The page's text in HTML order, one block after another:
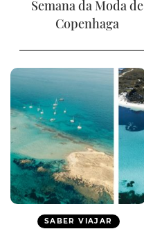
Semana da Moda de
Copenhaga
SABER VIAJAR